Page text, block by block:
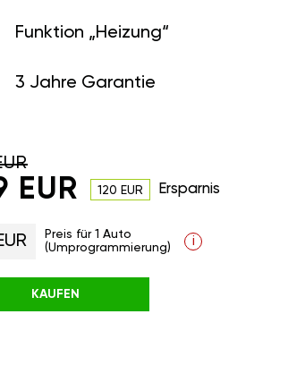
Funktion „Heizung“
3 Jahre Garantie
EUR 120 EUR Ersparnis
Preis für 1 Auto
(Umprogrammierung)
i
KAUFEN